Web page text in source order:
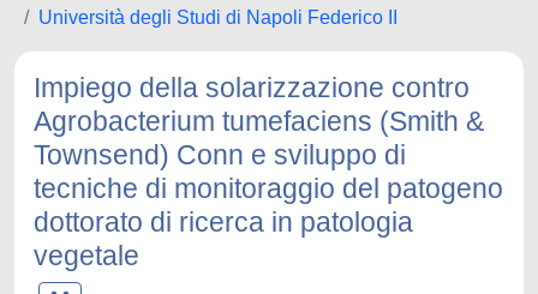
Università degli Studi di Napoli Federico II
Impiego della solarizzazione contro
Agrobacterium tumefaciens (Smith &
Townsend) Conn e sviluppo di
tecniche di monitoraggio del patogeno
dottorato di ricerca in patologia
vegetale